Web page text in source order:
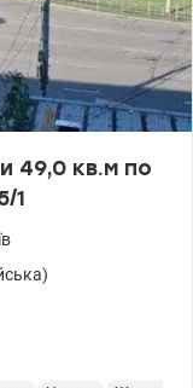
49,0 кв.м по
1